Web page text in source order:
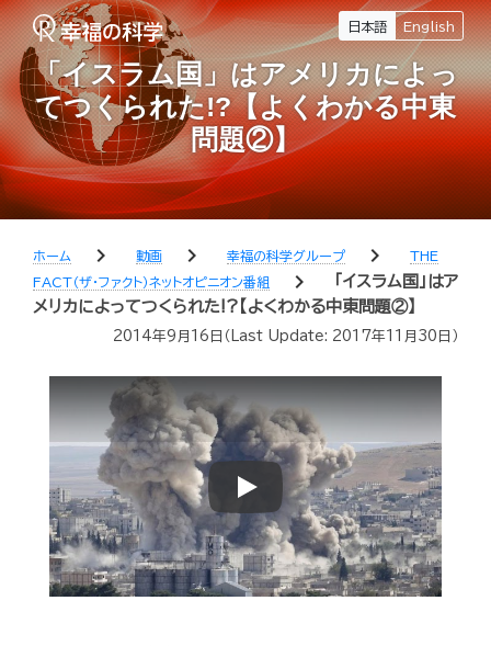
日本語 English
「イスラム国」はアメリカによっ
てつくられた!?【よくわかる中東
問題②】
ホーム chevron_right 動画 chevron_right 幸福の科学グループ chevron_right
THE
FACT（ザ・ファクト）ネットオピニオン番組
chevron_right
「イスラム国」はア
メリカによってつくられた!?【よくわかる中東問題②】
2014年9月16日 （Last Update: 2017年11月30日 ）
Play